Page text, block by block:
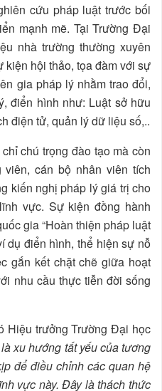
cứu pháp luật trước bối
mạnh mẽ. Tại Trường Đại
nhà trường thường xuyên
hội thảo, tọa đàm với sự
gia pháp lý nhằm trao đổi,
điển hình như: Luật sở hữu
điện tử, quản lý dữ liệu số,..
chú trọng đào tạo mà còn
cán bộ nhân viên tích
kiến nghị pháp lý giá trị cho
vực. Sự kiện đồng hành
gia “Hoàn thiện pháp luật
dụ điển hình, thể hiện sự nỗ
gắn kết chặt chẽ giữa hoạt
nhu cầu thực tiễn đời sống
Hiệu trưởng Trường Đại học
xu hướng tất yếu của tương
để điều chỉnh các quan hệ
vực này. Đây là thách thức